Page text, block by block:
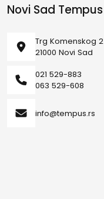
Novi Sad Tempus
Trg Komenskog 2
21000 Novi Sad
021 529-883
063 529-608
info@tempus.rs